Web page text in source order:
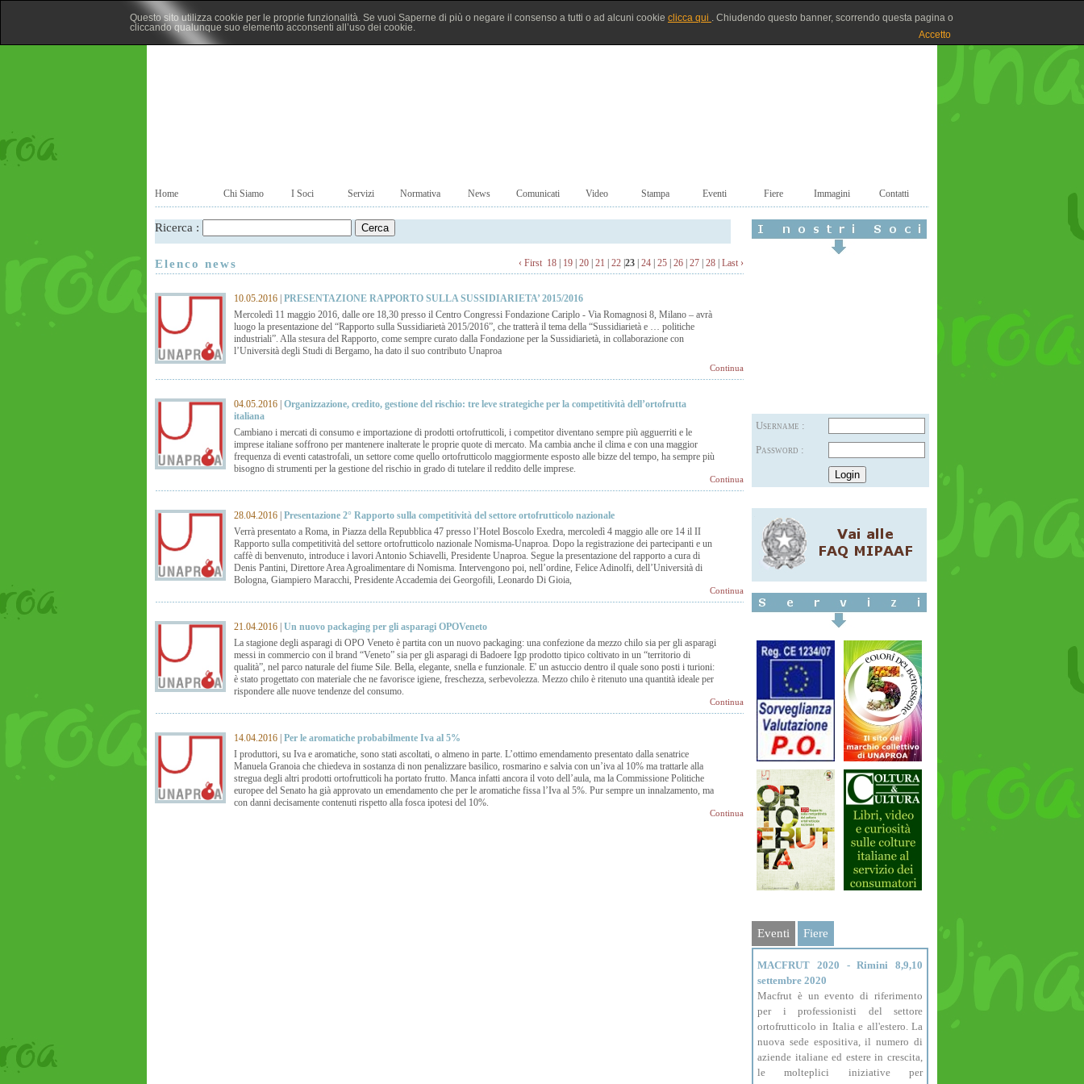
Questo sito utilizza cookie per le proprie funzionalità. Se vuoi Saperne di più o negare il consenso a tutti o ad alcuni cookie clicca qui . Chiudendo questo banner, scorrendo questa pagina o
cliccando qualunque suo elemento acconsenti all’uso dei cookie.
Accetto
Home Chi Siamo I Soci Servizi Normativa News Comunicati Video Stampa Eventi Fiere Immagini Contatti
Ricerca :
Elenco news ‹ First 18 19 20 21 22 23 24 25 26 27 28 Last ›
10.05.2016 PRESENTAZIONE RAPPORTO SULLA SUSSIDIARIETA’ 2015/2016
Mercoledì 11 maggio 2016, dalle ore 18,30 presso il Centro Congressi Fondazione Cariplo - Via Romagnosi 8, Milano – avrà
luogo la presentazione del “Rapporto sulla Sussidiarietà 2015/2016”, che tratterà il tema della “Sussidiarietà e … politiche
industriali”. Alla stesura del Rapporto, come sempre curato dalla Fondazione per la Sussidiarietà, in collaborazione con
l’Università degli Studi di Bergamo, ha dato il suo contributo Unaproa
Continua
04.05.2016 Organizzazione, credito, gestione del rischio: tre leve strategiche per la competitività dell’ortofrutta
italiana
Cambiano i mercati di consumo e importazione di prodotti ortofrutticoli, i competitor diventano sempre più agguerriti e le
imprese italiane soffrono per mantenere inalterate le proprie quote di mercato. Ma cambia anche il clima e con una maggior
frequenza di eventi catastrofali, un settore come quello ortofrutticolo maggiormente esposto alle bizze del tempo, ha sempre più
bisogno di strumenti per la gestione del rischio in grado di tutelare il reddito delle imprese.
Continua
28.04.2016 Presentazione 2° Rapporto sulla competitività del settore ortofrutticolo nazionale
Verrà presentato a Roma, in Piazza della Repubblica 47 presso l’Hotel Boscolo Exedra, mercoledì 4 maggio alle ore 14 il II
Rapporto sulla competitività del settore ortofrutticolo nazionale Nomisma-Unaproa. Dopo la registrazione dei partecipanti e un
caffè di benvenuto, introduce i lavori Antonio Schiavelli, Presidente Unaproa. Segue la presentazione del rapporto a cura di
Denis Pantini, Direttore Area Agroalimentare di Nomisma. Intervengono poi, nell’ordine, Felice Adinolfi, dell’Università di
Bologna, Giampiero Maracchi, Presidente Accademia dei Georgofili, Leonardo Di Gioia,
Continua
21.04.2016 Un nuovo packaging per gli asparagi OPOVeneto
La stagione degli asparagi di OPO Veneto è partita con un nuovo packaging: una confezione da mezzo chilo sia per gli asparagi
messi in commercio con il brand “Veneto” sia per gli asparagi di Badoere Igp prodotto tipico coltivato in un “territorio di
qualità”, nel parco naturale del fiume Sile. Bella, elegante, snella e funzionale. E' un astuccio dentro il quale sono posti i turioni:
è stato progettato con materiale che ne favorisce igiene, freschezza, serbevolezza. Mezzo chilo è ritenuto una quantità ideale per
rispondere alle nuove tendenze del consumo.
Continua
14.04.2016 Per le aromatiche probabilmente Iva al 5%
I produttori, su Iva e aromatiche, sono stati ascoltati, o almeno in parte. L’ottimo emendamento presentato dalla senatrice
Manuela Granoia che chiedeva in sostanza di non penalizzare basilico, rosmarino e salvia con un’iva al 10% ma trattarle alla
stregua degli altri prodotti ortofrutticoli ha portato frutto. Manca infatti ancora il voto dell’aula, ma la Commissione Politiche
europee del Senato ha già approvato un emendamento che per le aromatiche fissa l’Iva al 5%. Pur sempre un innalzamento, ma
con danni decisamente contenuti rispetto alla fosca ipotesi del 10%.
Continua
Username :
Password :
Eventi Fiere
MACFRUT 2020 - Rimini 8,9,10
settembre 2020
Macfrut è un evento di riferimento
per i professionisti del settore
ortofrutticolo in Italia e all'estero. La
nuova sede espositiva, il numero di
aziende italiane ed estere in crescita,
le molteplici iniziative per